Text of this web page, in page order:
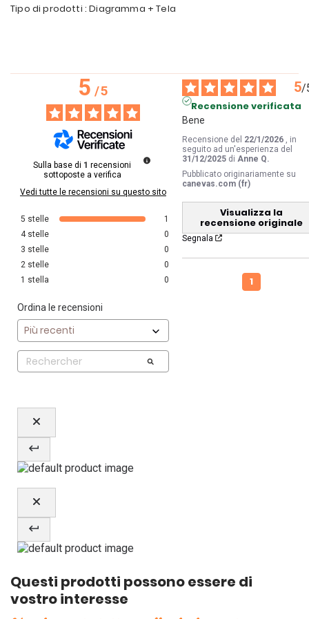
Tipo di prodotti : Diagramma + Tela
5/5
Sulla base di 1 recensioni
sottoposte a verifica
Vedi tutte le recensioni su questo sito
5 stelle
1
4 stelle
0
3 stelle
0
2 stelle
0
1 stella 0
Ordina le recensioni
5/
Recensione verificata
Bene
Recensione del 22/1/2026
, in
seguito ad un'esperienza del
31/12/2025 di Anne Q.
Pubblicato originariamente su
canevas.com (fr)
Visualizza la
recensione originale
Segnala
1
Questi prodotti possono essere di
vostro interesse